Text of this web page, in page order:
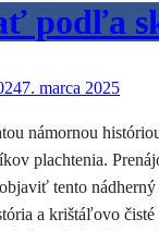
podľa
7. marca 2025
námornou
plachtenia.
tento nádherný
a krištáľovo